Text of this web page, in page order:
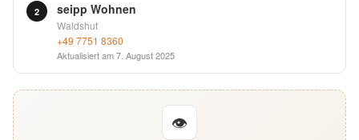
2 seipp Wohnen
Waldshut
+49 7751 8360
Aktualisiert am7. August 2025
👁